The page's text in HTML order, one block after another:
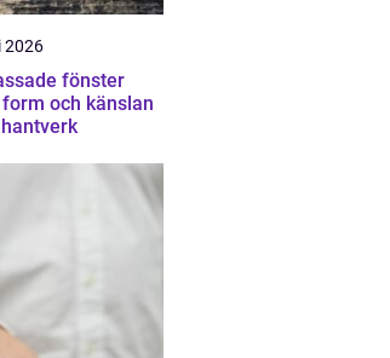
2026
fönster
och känslan